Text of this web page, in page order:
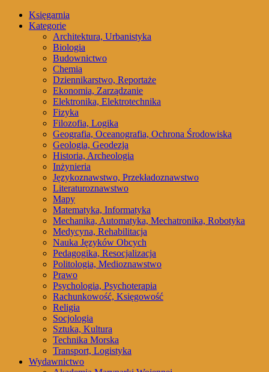
Księgarnia
Kategorie
Architektura, Urbanistyka
Biologia
Budownictwo
Chemia
Dziennikarstwo, Reportaże
Ekonomia, Zarządzanie
Elektronika, Elektrotechnika
Fizyka
Filozofia, Logika
Geografia, Oceanografia, Ochrona Środowiska
Geologia, Geodezja
Historia, Archeologia
Inżynieria
Językoznawstwo, Przekładoznawstwo
Literaturoznawstwo
Mapy
Matematyka, Informatyka
Mechanika, Automatyka, Mechatronika, Robotyka
Medycyna, Rehabilitacja
Nauka Języków Obcych
Pedagogika, Resocjalizacja
Politologia, Medioznawstwo
Prawo
Psychologia, Psychoterapia
Rachunkowość, Księgowość
Religia
Socjologia
Sztuka, Kultura
Technika Morska
Transport, Logistyka
Wydawnictwo